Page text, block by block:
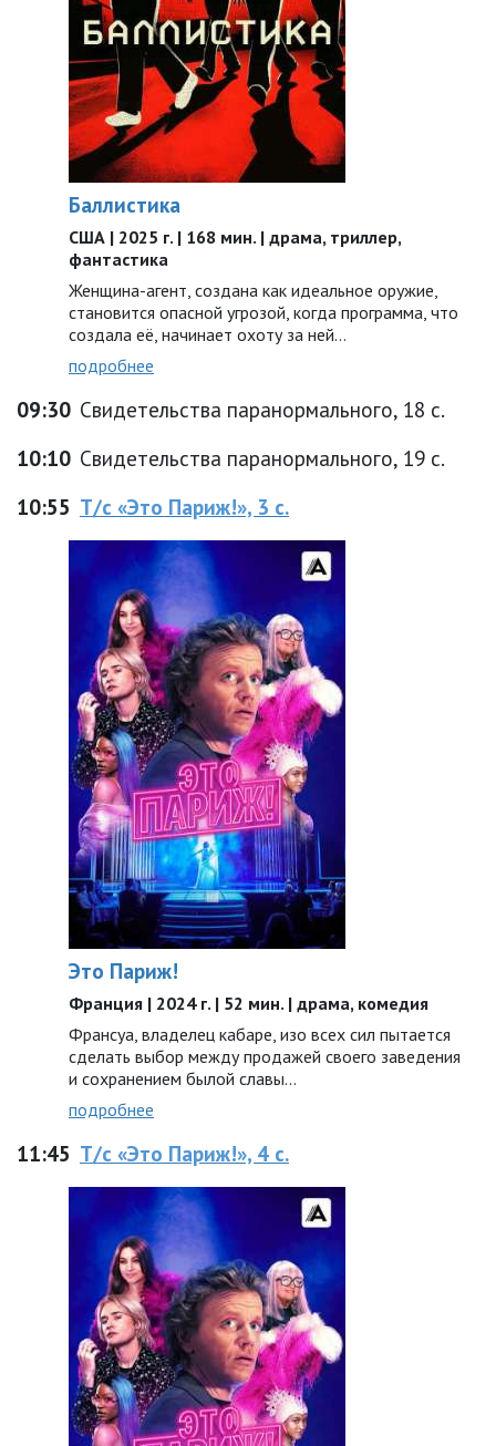
Баллистика
США | 2025 г. | 168 мин. | драма, триллер,
фантастика
Женщина-агент, создана как идеальное оружие,
становится опасной угрозой, когда программа, что
создала её, начинает охоту за ней…
подробнее
09:30 Свидетельства паранормального, 18 с.
10:10 Свидетельства паранормального, 19 с.
10:55 Т/с «Это Париж!», 3 с.
Это Париж!
Франция | 2024 г. | 52 мин. | драма, комедия
Франсуа, владелец кабаре, изо всех сил пытается
сделать выбор между продажей своего заведения
и сохранением былой славы…
подробнее
11:45 Т/с «Это Париж!», 4 с.